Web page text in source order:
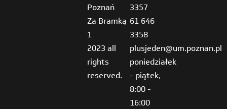
Poznań
Za Bramką
1
2023 all
rights
reserved.
3357
61 646
3358
plusjeden@um.poznan.pl
poniedziałek
- piątek,
8:00 -
16:00